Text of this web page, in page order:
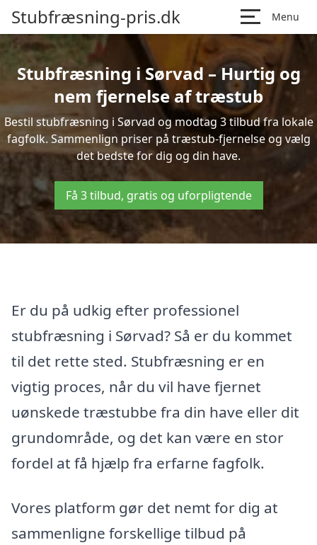
Stubfræsning-pris.dk Menu
Stubfræsning i Sørvad – Hurtig og
nem fjernelse af træstub
Bestil stubfræsning i Sørvad og modtag 3 tilbud fra lokale
fagfolk. Sammenlign priser på træstub-fjernelse og vælg
det bedste for dig og din have.
Få 3 tilbud, gratis og uforpligtende
Er du på udkig efter professionel
stubfræsning i Sørvad? Så er du kommet
til det rette sted. Stubfræsning er en
vigtig proces, når du vil have fjernet
uønskede træstubbe fra din have eller dit
grundområde, og det kan være en stor
fordel at få hjælp fra erfarne fagfolk.
Vores platform gør det nemt for dig at
sammenligne forskellige tilbud på